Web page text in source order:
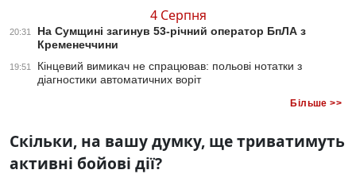
4 Серпня
20:31
На Сумщині загинув 53-річний оператор БпЛА з
Кременеччини
19:51
Кінцевий вимикач не спрацював: польові нотатки з
діагностики автоматичних воріт
Більше >>
Скільки, на вашу думку, ще триватимуть
активні бойові дії?